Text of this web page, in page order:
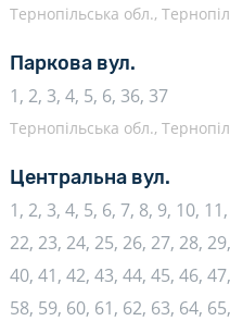
Тернопільська обл.,
Паркова вул.
1, 2, 3, 4, 5, 6, 36, 37
Тернопільська обл.,
Центральна вул.
1, 2, 3, 4, 5, 6, 7, 8, 9, 10,
22, 23, 24, 25, 26, 27, 28,
40, 41, 42, 43, 44, 45, 46,
58, 59, 60, 61, 62, 63, 64,